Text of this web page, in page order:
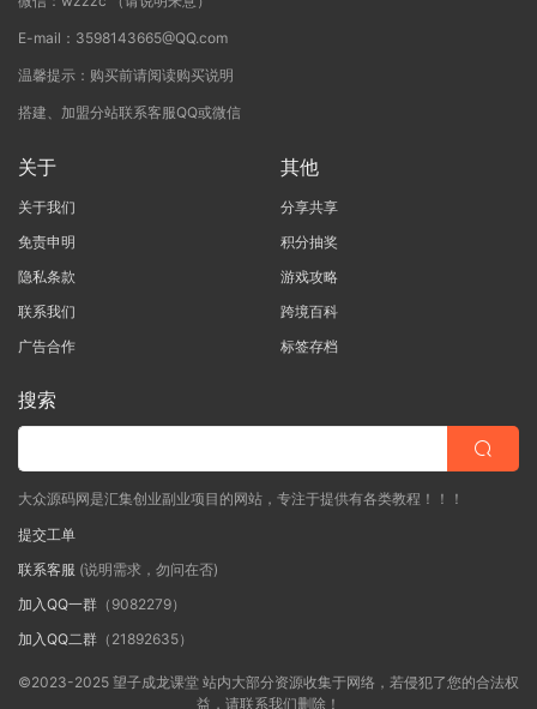
E-mail：3598143665@QQ.com
温馨提示：购买前请阅读购买说明
搭建、加盟分站联系客服QQ或微信
关于
关于我们
免责申明
隐私条款
联系我们
广告合作
其他
分享共享
积分抽奖
游戏攻略
跨境百科
标签存档
搜索
大众源码网是汇集创业副业项目的网站，专注于提供有各类教程！！！
提交工单
联系客服 (说明需求，勿问在否)
加入QQ一群 （9082279）
加入QQ二群 （21892635）
©2023-2025 望子成龙课堂 站内大部分资源收集于网络，若侵犯了您的合法权
益，请联系我们删除！